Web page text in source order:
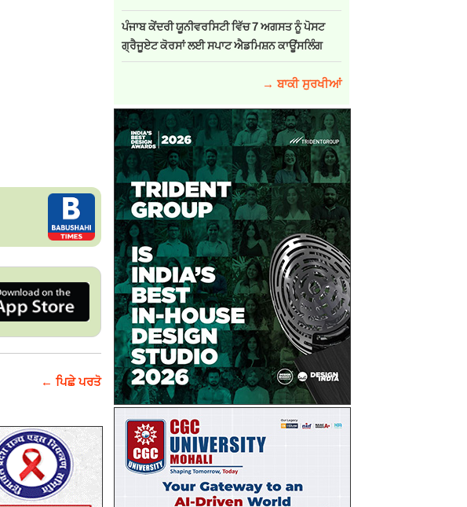
← ਪਿਛੇ ਪਰਤੋ
ਪੰਜਾਬ ਕੇਂਦਰੀ ਯੂਨੀਵਰਸਿਟੀ ਵਿੱਚ 7 ਅਗਸਤ ਨੂੰ ਪੋਸਟ
ਗ੍ਰੈਜੂਏਟ ਕੋਰਸਾਂ ਲਈ ਸਪਾਟ ਐਡਮਿਸ਼ਨ ਕਾਊਂਸਲਿੰਗ
→ ਬਾਕੀ ਸੁਰਖੀਆਂ